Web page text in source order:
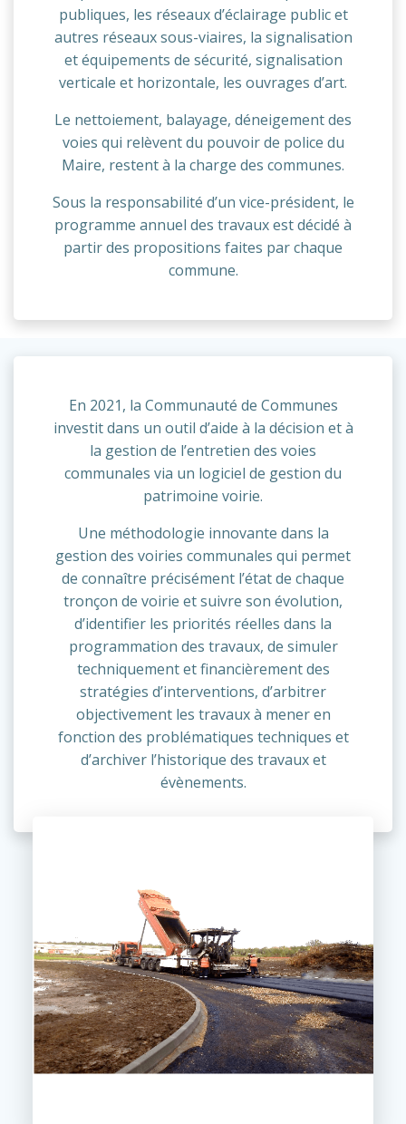
publiques, les réseaux d’éclairage public et
autres réseaux sous-viaires, la signalisation
et équipements de sécurité, signalisation
verticale et horizontale, les ouvrages d’art.
Le nettoiement, balayage, déneigement des
voies qui relèvent du pouvoir de police du
Maire, restent à la charge des communes.
Sous la responsabilité d’un vice-président, le
programme annuel des travaux est décidé à
partir des propositions faites par chaque
commune.
En 2021, la Communauté de Communes
investit dans un outil d’aide à la décision et à
la gestion de l’entretien des voies
communales via un logiciel de gestion du
patrimoine voirie.
Une méthodologie innovante dans la
gestion des voiries communales qui permet
de connaître précisément l’état de chaque
tronçon de voirie et suivre son évolution,
d’identifier les priorités réelles dans la
programmation des travaux, de simuler
techniquement et financièrement des
stratégies d’interventions, d’arbitrer
objectivement les travaux à mener en
fonction des problématiques techniques et
d’archiver l’historique des travaux et
évènements.